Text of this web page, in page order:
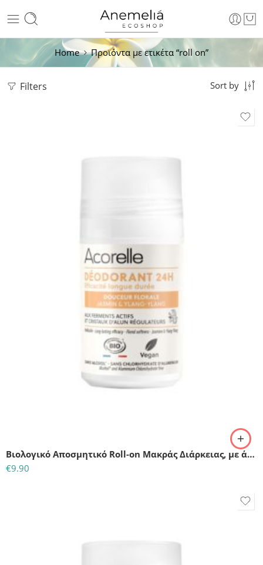
Home Προϊόντα με ετικέτα “roll on”
Filters Sort by
Βιολογικό Αποσμητικό Roll-on Μακράς Διάρκειας, με άρωμα λουλουδιών, Acorelle Certified Organic Deodorant Roll-on Floral Softness 50ml
€9.90